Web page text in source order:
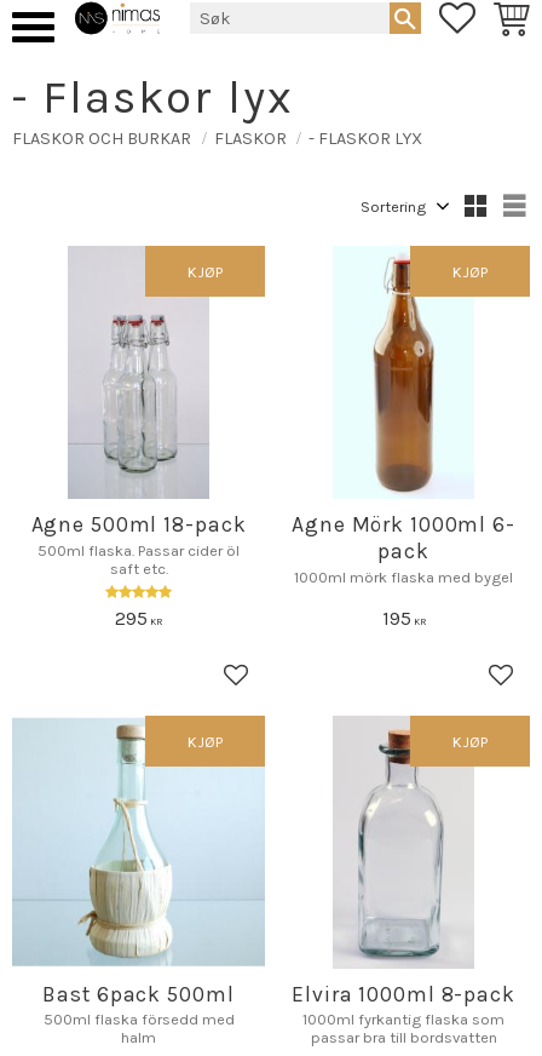
- Flaskor lyx
FLASKOR OCH BURKAR FLASKOR - FLASKOR LYX
Agne 500ml 18-pack
500ml flaska. Passar cider öl
saft etc.
295 KR
Lagre som favoritt
KJØP
Agne Mörk 1000ml 6-
pack
1000ml mörk flaska med bygel
195 KR
KJØP
Bast 6pack 500ml
500ml flaska försedd med
halm
KJØP
Elvira 1000ml 8-pack
1000ml fyrkantig flaska som
passar bra till bordsvatten
KJØP